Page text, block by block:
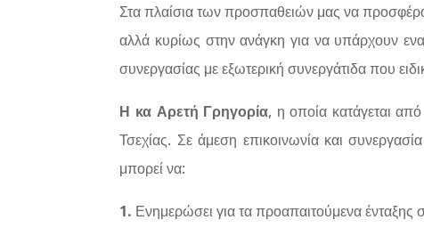
Στα πλαίσια των προσπαθειών μας να
αλλά κυρίως στην ανάγκη για να υπάρχουν
συνεργασίας με εξωτερική συνεργάτιδα που
Η κα Αρετή Γρηγορία, η οποία κατάγεται
Τσεχίας. Σε άμεση επικοινωνία και
μπορεί να:
1. Ενημερώσει για τα προαπαιτούμενα ένταξης